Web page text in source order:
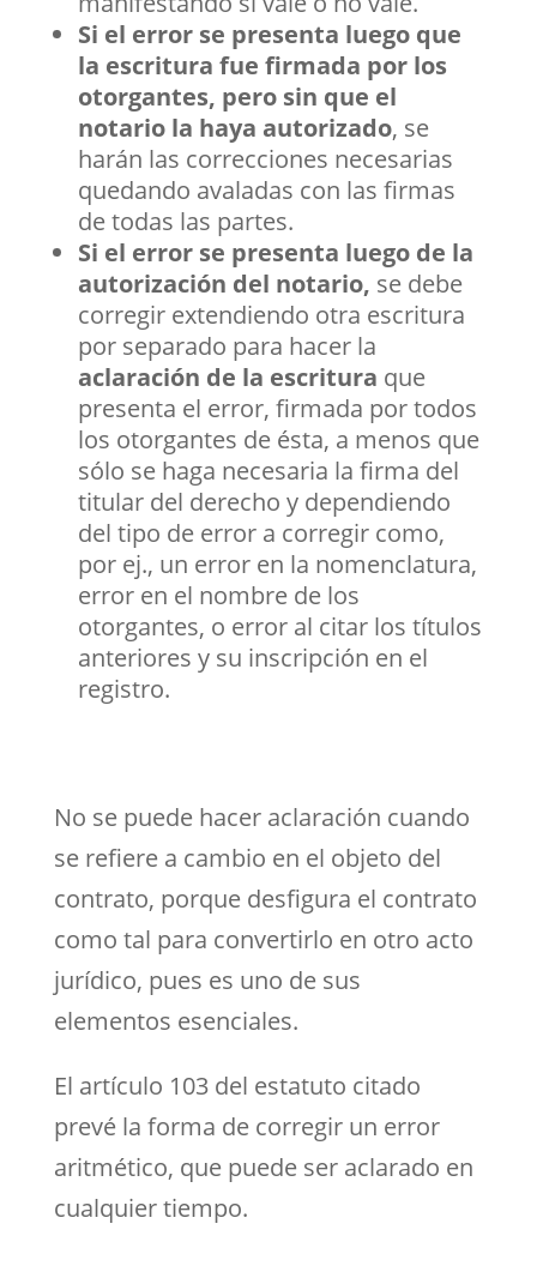
Si el error se presenta luego que
la escritura fue firmada por los
otorgantes, pero sin que el
notario la haya autorizado, se
harán las correcciones necesarias
quedando avaladas con las firmas
de todas las partes.
Si el error se presenta luego de la
autorización del notario, se debe
corregir extendiendo otra escritura
por separado para hacer la
aclaración de la escritura que
presenta el error, firmada por todos
los otorgantes de ésta, a menos que
sólo se haga necesaria la firma del
titular del derecho y dependiendo
del tipo de error a corregir como,
por ej., un error en la nomenclatura,
error en el nombre de los
otorgantes, o error al citar los títulos
anteriores y su inscripción en el
registro.
No se puede hacer aclaración cuando
se refiere a cambio en el objeto del
contrato, porque desfigura el contrato
como tal para convertirlo en otro acto
jurídico, pues es uno de sus
elementos esenciales.
El artículo 103 del estatuto citado
prevé la forma de corregir un error
aritmético, que puede ser aclarado en
cualquier tiempo.